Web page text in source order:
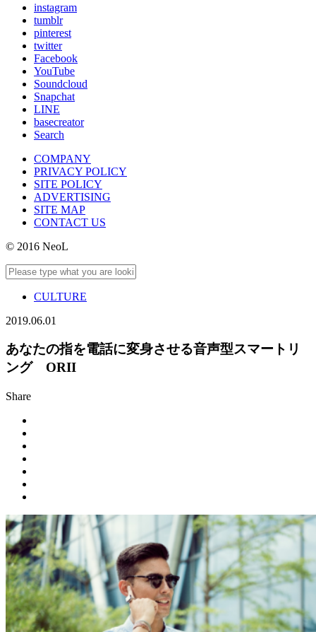
instagram
tumblr
pinterest
twitter
Facebook
YouTube
Soundcloud
Snapchat
LINE
basecreator
Search
COMPANY
PRIVACY POLICY
SITE POLICY
ADVERTISING
SITE MAP
CONTACT US
© 2016 NeoL
CULTURE
2019.06.01
あなたの指を電話に変身させる音声型スマートリ
ング ORII
Share